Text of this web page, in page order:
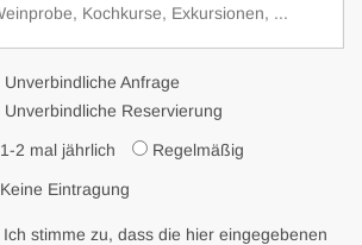
Unverbindliche Anfrage
Unverbindliche Reservierung
1-2 mal jährlich Regelmäßig
Keine Eintragung
Ich stimme zu, dass die hier eingegebenen